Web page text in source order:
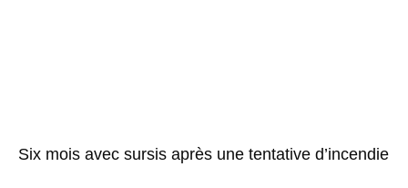
Six mois avec sursis après une tentative d’incendie